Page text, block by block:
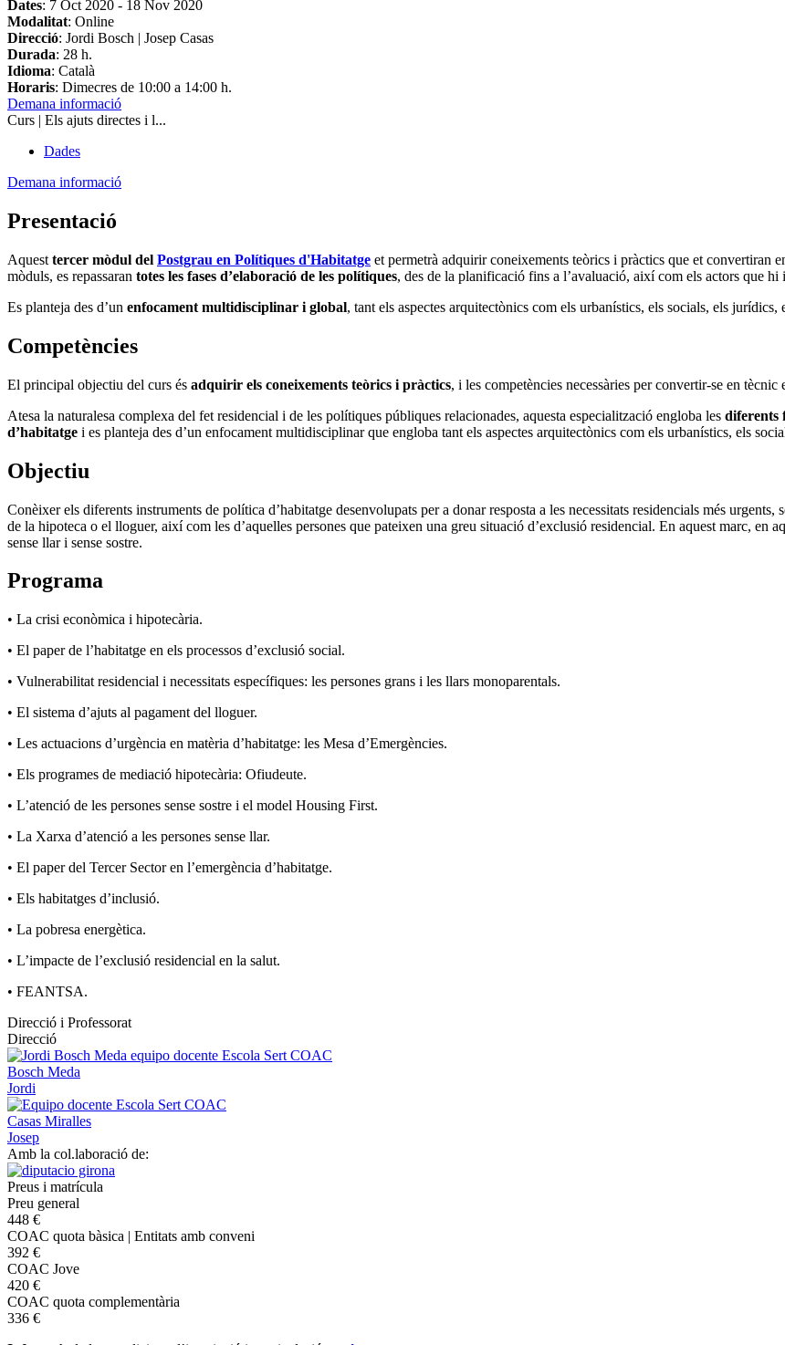
Dates: 7 Oct 2020 - 18 Nov 2020
Modalitat: Online
Direcció: Jordi Bosch | Josep Casas
Durada: 28 h.
Idioma: Català
Horaris: Dimecres de 10:00 a 14:00 h.
Demana informació
Curs | Els ajuts directes i l...
Dades
Demana informació
Presentació
Aquest tercer mòdul del Postgrau en Polítiques d'Habitatge et permetrà adquirir coneixements teòrics i pràctics que et convertiran
mòduls, es repassaran totes les fases d’elaboració de les polítiques, des de la planificació fins a l’avaluació, així com els actors que
Es planteja des d’un enfocament multidisciplinar i global, tant els aspectes arquitectònics com els urbanístics, els socials, els jurídics,
Competències
El principal objectiu del curs és adquirir els coneixements teòrics i pràctics, i les competències necessàries per convertir-se en
Atesa la naturalesa complexa del fet residencial i de les polítiques públiques relacionades, aquesta especialització engloba les diferents
d’habitatge i es planteja des d’un enfocament multidisciplinar que engloba tant els aspectes arquitectònics com els urbanístics, els
Objectiu
Conèixer els diferents instruments de política d’habitatge desenvolupats per a donar resposta a les necessitats residencials més
de la hipoteca o el lloguer, així com les d’aquelles persones que pateixen una greu situació d’exclusió residencial. En aquest marc, en
sense llar i sense sostre.
Programa
• La crisi econòmica i hipotecària.
• El paper de l’habitatge en els processos d’exclusió social.
• Vulnerabilitat residencial i necessitats específiques: les persones grans i les llars monoparentals.
• El sistema d’ajuts al pagament del lloguer.
• Les actuacions d’urgència en matèria d’habitatge: les Mesa d’Emergències.
• Els programes de mediació hipotecària: Ofiudeute.
• L’atenció de les persones sense sostre i el model Housing First.
• La Xarxa d’atenció a les persones sense llar.
• El paper del Tercer Sector en l’emergència d’habitatge.
• Els habitatges d’inclusió.
• La pobresa energètica.
• L’impacte de l’exclusió residencial en la salut.
• FEANTSA.
Direcció i Professorat
Direcció
Bosch Meda
Jordi
Casas Miralles
Josep
Amb la col.laboració de:
Preus i matrícula
Preu general
448 €
COAC quota bàsica | Entitats amb conveni
392 €
COAC Jove
420 €
COAC quota complementària
336 €